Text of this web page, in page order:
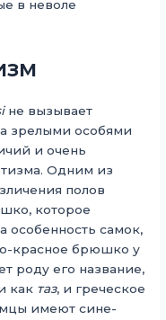
в неволе
не вызывает
зрелыми особями
и очень
Одним из
полов
которое
особенность самок,
красное брюшко у
роду его название,
как таз, и греческое
имеют сине-